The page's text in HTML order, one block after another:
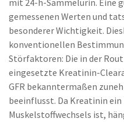
mit 24-h-Sammelurin. Eine
gemessenen Werten und
besonderer Wichtigkeit.
konventionellen
Störfaktoren: Die in der
eingesetzte Kreatinin-
GFR bekanntermaßen
beeinflusst. Da Kreatinin
Muskelstoffwechsels ist,